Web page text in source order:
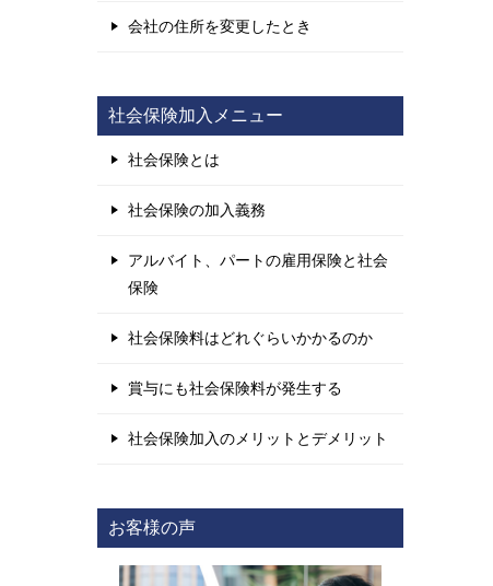
会社の住所を変更したとき
社会保険加入メニュー
社会保険とは
社会保険の加入義務
アルバイト、パートの雇用保険と社会
保険
社会保険料はどれぐらいかかるのか
賞与にも社会保険料が発生する
社会保険加入のメリットとデメリット
お客様の声